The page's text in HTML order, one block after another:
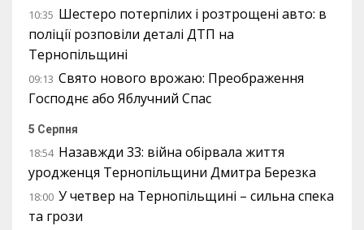
10:35 Шестеро потерпілих і розтрощені авто: в
поліції розповіли деталі ДТП на
Тернопільщині
09:13 Свято нового врожаю: Преображення
Господнє або Яблучний Спас
5 Серпня
18:54 Назавжди 33: війна обірвала життя
уродженця Тернопільщини Дмитра Березка
18:00 У четвер на Тернопільщині – сильна спека
та грози